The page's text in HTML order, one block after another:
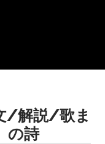
/解説/歌ま
の詩